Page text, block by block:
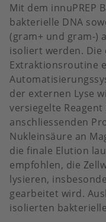
Mit dem innuPREP
bakterielle DNA
(gram+ und gram-)
isoliert werden. Die
Extraktionsroutine
der externen Lyse
versiegelte
anschliessenden
Nukleinsäure an
die finale Elution
empfohlen, die
lysieren,
gearbeitet wird.
isolierten